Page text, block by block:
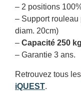
– 2 positions
– Support
diam. 20cm)
– Capacité 250 kg
– Garantie 3 ans.
Retrouvez tous les
iQUEST.